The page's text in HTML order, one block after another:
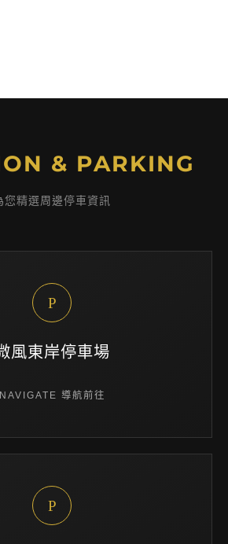
& PARKING
您精選周邊停車資訊
P
風東岸停車場
NAVIGATE 導航前往
P